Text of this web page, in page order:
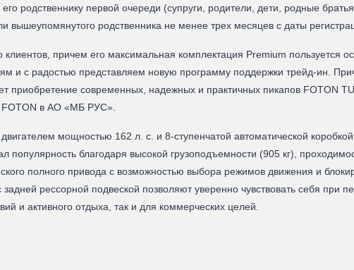
родственнику первой очереди (супруги, родители, дети, родные
вышеупомянутого родственника не менее трех месяцев с даты
причем его максимальная комплектация Premium пользуется
и с радостью представляем новую программу поддержки трейд-ин.
приобретение современных, надежных и практичных пикапов FOTON
FOTON в АО «МБ РУС».
мощностью 162 л. с. и 8-ступенчатой автоматической
благодаря высокой грузоподъемности (905 кг),
полного привода с возможностью выбора режимов движения и
рессорной подвеской позволяют уверенно чувствовать себя при
и активного отдыха, так и для коммерческих целей.